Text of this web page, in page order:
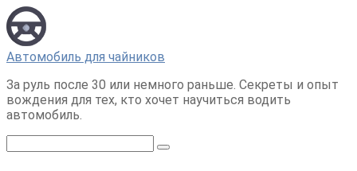
Перейти
к
контенту
Автомобиль для чайников
За руль после 30 или немного раньше. Секреты и опыт
вождения для тех, кто хочет научиться водить
автомобиль.